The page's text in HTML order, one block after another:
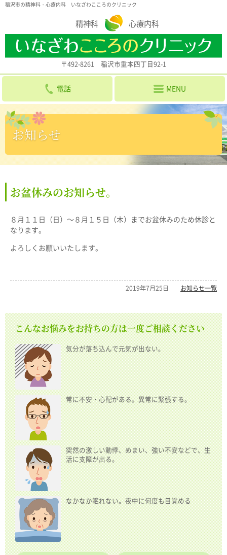
稲沢市の精神科・心療内科 いなざわこころのクリニック
精神科 心療内科
〒492-8261 稲沢市重本四丁目92-1
お知らせ
お盆休みのお知らせ。
８月１１日（日）〜８月１５日（木）までお盆休みのため休診と
なります。
よろしくお願いいたします。
2019年7月25日 お知らせ一覧
こんなお悩みをお持ちの方は一度ご相談ください
気分が落ち込んで元気が出ない。
常に不安・心配がある。異常に緊張する。
突然の激しい動悸、めまい、強い不安などで、生
活に支障が出る。
なかなか眠れない。夜中に何度も目覚める
電話 MENU